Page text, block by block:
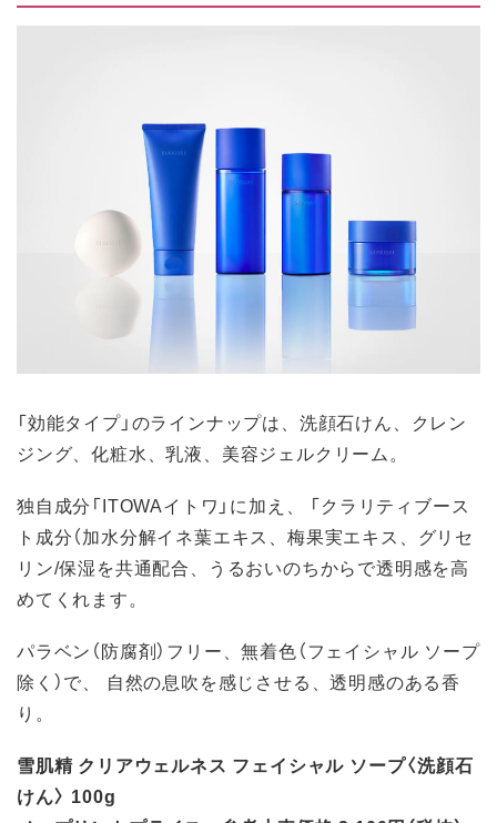
「効能タイプ」のラインナップは、洗顔石けん、クレン
ジング、化粧水、乳液、美容ジェルクリーム。
独自成分「ITOWAイトワ」に加え、 「クラリティブース
ト成分（加水分解イネ葉エキス、梅果実エキス、グリセ
リン/保湿を共通配合、うるおいのちからで透明感を高
めてくれます。
パラベン（防腐剤）フリー、無着色（フェイシャル ソープ
除く）で、 自然の息吹を感じさせる、透明感のある香
り。
雪肌精 クリアウェルネス フェイシャル ソープ〈洗顔石
けん〉 100g